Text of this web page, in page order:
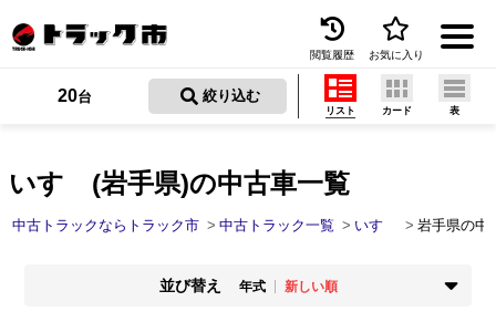
トラック買取
トラック市とは
閲覧履歴 お気に入り
いすゞ(岩手県)の中古車一覧
20台 絞り込む
リスト カード 表
中古トラックならトラック市 中古トラック一覧 いすゞ 岩手県の中
並び替え 年式
新しい順